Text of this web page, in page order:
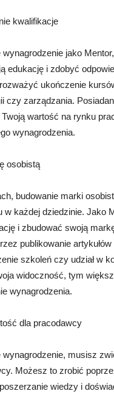
kwalifikacje
jako
edukację i zdobyć
ukończenie
czy zarządzania.
wartość na rynku
wynagrodzenia.
osobistą
budowanie marki
w każdej dziedzinie. Jako
i zbudować swoją
publikowanie
szkoleń czy udział w
widoczność, tym
wynagrodzenia.
dla pracodawcy
musisz
Możesz to zrobić
wiedzy i